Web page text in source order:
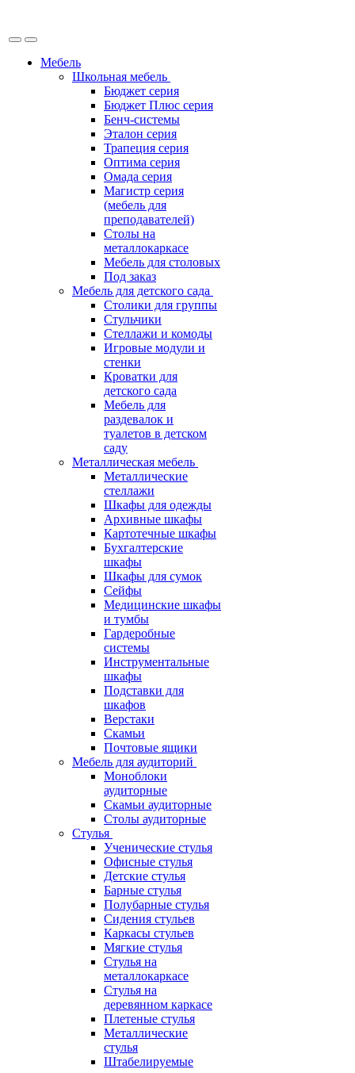
Мебель
Школьная мебель
Бюджет серия
Бюджет Плюс серия
Бенч-системы
Эталон серия
Трапеция серия
Оптима серия
Омада серия
Магистр серия
(мебель для
преподавателей)
Столы на
металлокаркасе
Мебель для столовых
Под заказ
Мебель для детского сада
Столики для группы
Стульчики
Стеллажи и комоды
Игровые модули и
стенки
Кроватки для
детского сада
Мебель для
раздевалок и
туалетов в детском
саду
Металлическая мебель
Металлические
стеллажи
Шкафы для одежды
Архивные шкафы
Картотечные шкафы
Бухгалтерские
шкафы
Шкафы для сумок
Сейфы
Медицинские шкафы
и тумбы
Гардеробные
системы
Инструментальные
шкафы
Подставки для
шкафов
Верстаки
Скамьи
Почтовые ящики
Мебель для аудиторий
Моноблоки
аудиторные
Скамьи аудиторные
Столы аудиторные
Стулья
Ученические стулья
Офисные стулья
Детские стулья
Барные стулья
Полубарные стулья
Сидения стульев
Каркасы стульев
Мягкие стулья
Стулья на
металлокаркасе
Стулья на
деревянном каркасе
Плетеные стулья
Металлические
стулья
Штабелируемые